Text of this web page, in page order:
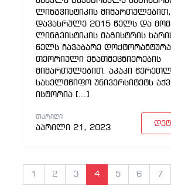
ლინგვისტიკის
დავასრულე 2015 წელს და
ლინგვისტიკის მაგისტრის
წელს ჩავაბარე
თეორიული ენათმეცნიერების
მიმართულებით. აკაკი
სახელმწიფო უნივერსიტეტს
ისტორია […]
ᲗᲐᲠᲘᲦᲘ
აპრილი 21, 2023
1 2 3 4 5 6 7